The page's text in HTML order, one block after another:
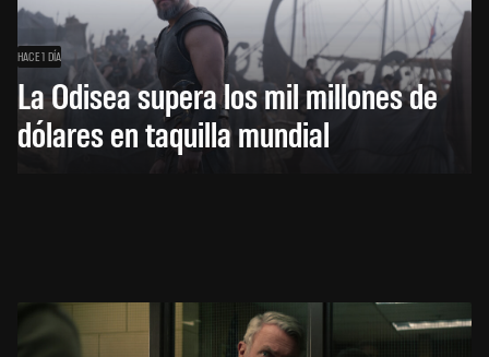
HACE 1 DÍA
La Odisea supera los mil millones de
dólares en taquilla mundial